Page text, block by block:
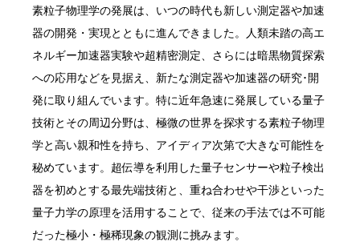
素粒子物理学の発展は、いつの時代も新しい測定器や加速
器の開発・実現とともに進んできました。人類未踏の高エ
ネルギー加速器実験や超精密測定、さらには暗黒物質探索
への応用などを見据え、新たな測定器や加速器の研究･開
発に取り組んでいます。特に近年急速に発展している量子
技術とその周辺分野は、極微の世界を探求する素粒子物理
学と高い親和性を持ち、アイディア次第で大きな可能性を
秘めています。超伝導を利用した量子センサーや粒子検出
器を初めとする最先端技術と、重ね合わせや干渉といった
量子力学の原理を活用することで、従来の手法では不可能
だった極小・極稀現象の観測に挑みます。